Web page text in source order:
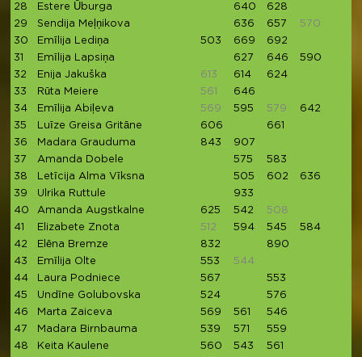
28
Estere Ūburga 640 628
29
Sendija Meļņikova 636 657 570
30
Emīlija Lediņa 503 669
692
31
Emīlija Lapsiņa 627 646
590
32
Enija Jakuška 613 614 624
33
Rūta Meiere 561 646
34
Emīlija Abiļeva 569 595 579 642
35
Luīze Greisa Gritāne 606
661
36
Madara Grauduma 843
907
37
Amanda Dobele 575 583
38
Letīcija Alma Vīksna 505 602
636
39
Ulrika Ruttule 933
40
Amanda Augstkalne 625 542 508
41
Elizabete Znota 512 594 545
584
42
Elēna Bremze 832
890
43
Emīlija Olte 553 544
44
Laura Podniece 567
553
45
Undīne Golubovska 524
576
46
Marta Zaiceva 569 561 546
47
Madara Birnbauma 539 571
559
48
Keita Kaulene 560 543 561